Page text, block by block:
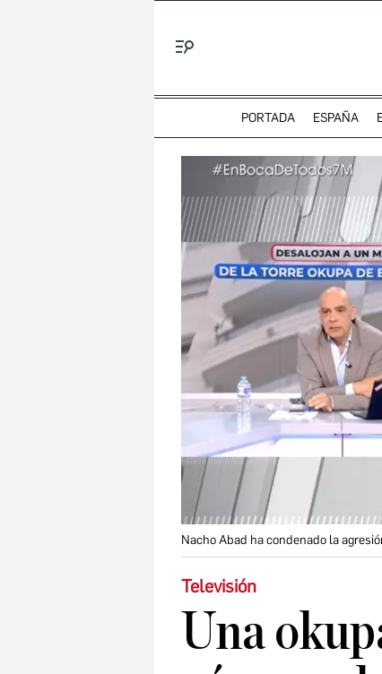
PORTADA ESPAÑA
Nacho Abad ha condenado la
Televisión
Una